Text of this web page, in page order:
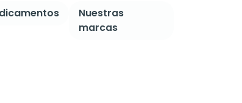
Nuestras
marcas